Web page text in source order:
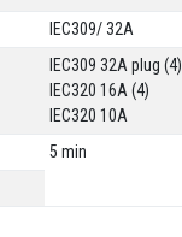
IEC309/ 32A
IEC309 32A plug (4)
IEC320 16A (4)
IEC320 10A
5 min